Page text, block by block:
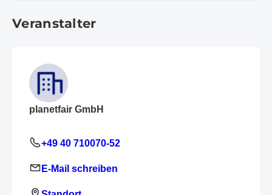
Veranstalter
planetfair GmbH
+49 40 710070-52
E-Mail schreiben